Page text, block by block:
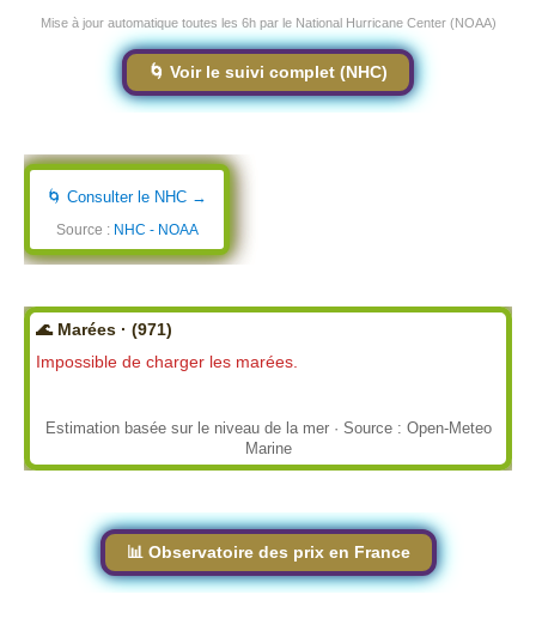
Mise à jour automatique toutes les 6h par le National Hurricane Center (NOAA)
🌀 Voir le suivi complet (NHC)
🌀 Consulter le NHC →
Source : NHC - NOAA
🌊 Marées · (971)
Impossible de charger les marées.
Estimation basée sur le niveau de la mer · Source : Open-Meteo
Marine
📊 Observatoire des prix en France